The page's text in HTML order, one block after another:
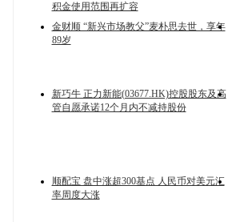
积金使用范围再扩容
金财顺 “新兴市场教父”麦朴思去世，享年
89岁
新巧牛 正力新能(03677.HK)控股股东及高
管自愿承诺12个月内不减持股份
顺配宝 盘中涨超300基点 人民币对美元汇
率周度大涨